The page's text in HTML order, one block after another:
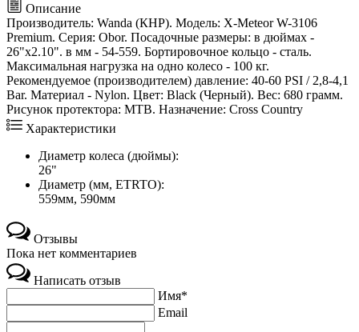
Описание
Производитель: Wanda (КНР). Модель: X-Meteor W-3106
Premium. Серия: Obor. Посадочные размеры: в дюймах -
26"x2.10". в мм - 54-559. Бортировочное кольцо - сталь.
Максимальная нагрузка на одно колесо - 100 кг.
Рекомендуемое (производителем) давление: 40-60 PSI / 2,8-4,1
Bar. Материал - Nylon. Цвет: Black (Черный). Вес: 680 грамм.
Рисунок протектора: MTB. Назначение: Cross Country
Характеристики
Диаметр колеса (дюймы):
26"
Диаметр (мм, ETRTO):
559мм, 590мм
Отзывы
Пока нет комментариев
Написать отзыв
Имя*
Email